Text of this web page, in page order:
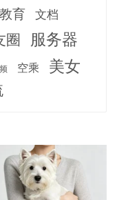
教育 文档
圈 服务器
空乘 美女